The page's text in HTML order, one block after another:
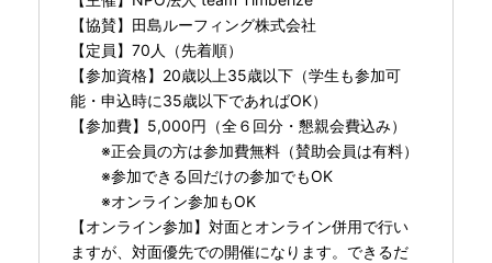
【協賛】田島ルーフィング株式会社
【定員】70人（先着順）
【参加資格】20歳以上35歳以下（学生も参加可
能・申込時に35歳以下であればOK）
【参加費】5,000円（全６回分・懇親会費込み）
※正会員の方は参加費無料（賛助会員は有料）
※参加できる回だけの参加でもOK
※オンライン参加もOK
【オンライン参加】対面とオンライン併用で行い
ますが、対面優先での開催になります。できるだ